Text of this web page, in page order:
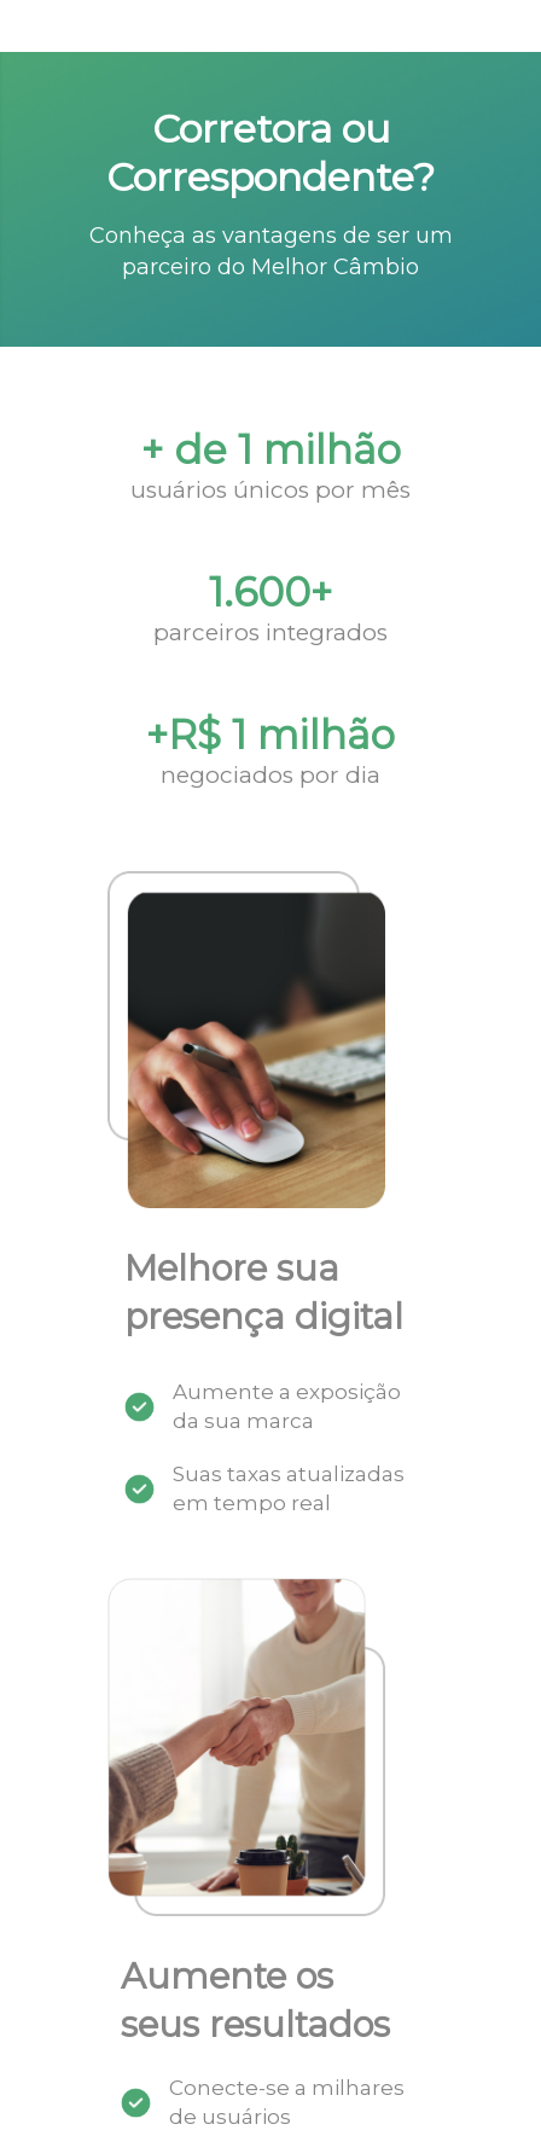
Corretora ou
Correspondente?
Conheça as vantagens de ser um
parceiro do Melhor Câmbio
+ de 1 milhão
usuários únicos por mês
1.600+
parceiros integrados
+R$ 1 milhão
negociados por dia
Melhore sua
presença digital
Aumente a exposição
da sua marca
Suas taxas atualizadas
em tempo real
Aumente os
seus resultados
Conecte-se a milhares
de usuários